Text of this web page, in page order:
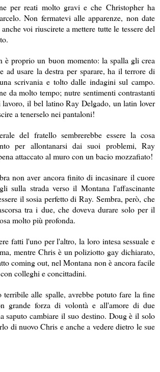
per reati molto gravi e che Christopher ha
Non fermatevi alle apparenze, non date
voi riuscirete a mettere tutte le tessere del
è proprio un buon momento: la spalla gli crea
ad usare la destra per sparare, ha il terrore di
scrivania e tolto dalle indagini sul campo.
da molto tempo; nutre sentimenti contrastanti
il bel latino Ray Delgado, un latin lover
a tenerselo nei pantaloni!
del fratello sembrerebbe essere la cosa
per allontanarsi dai suoi problemi, Ray
attaccato al muro con un bacio mozzafiato!
non aver ancora finito di incasinare il cuore
sulla strada verso il Montana l'affascinante
il sosia perfetto di Ray. Sembra, però, che
tra i due, che doveva durare solo per il
molto più profonda.
fatti l'uno per l'altro, la loro intesa sessuale e
mentre Chris è un poliziotto gay dichiarato,
coming out, nel Montana non è ancora facile
colleghi e concittadini.
terribile alle spalle, avrebbe potuto fare la fine
grande forza di volontà e all'amore di due
saputo cambiare il suo destino. Doug è il solo
di nuovo Chris e anche a vedere dietro le sue